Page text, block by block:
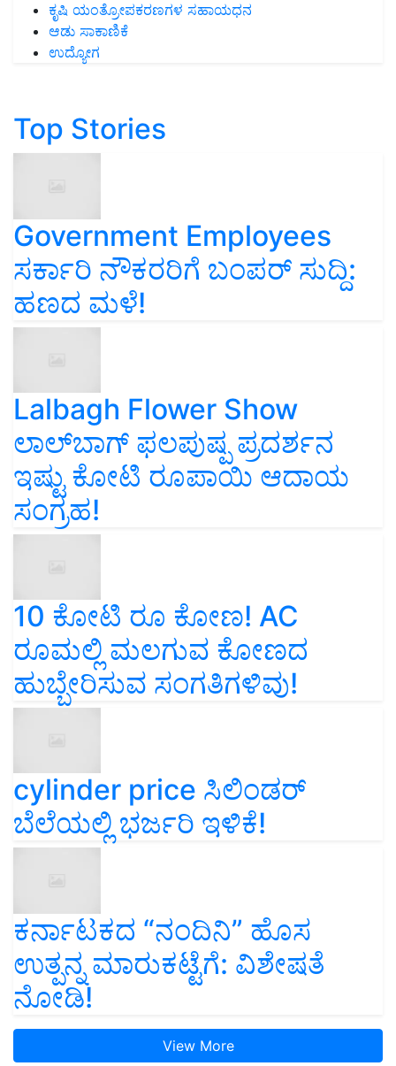
ಕೃಷಿ ಯಂತ್ರೋಪಕರಣಗಳ ಸಹಾಯಧನ
ಆಡು ಸಾಕಾಣಿಕೆ
ಉದ್ಯೋಗ
Top Stories
Government Employees
ಸರ್ಕಾರಿ ನೌಕರರಿಗೆ ಬಂಪರ್‌ ಸುದ್ದಿ:
ಹಣದ ಮಳೆ!
Lalbagh Flower Show
ಲಾಲ್‌ಬಾಗ್ ಫಲಪುಷ್ಪ ಪ್ರದರ್ಶನ
ಇಷ್ಟು ಕೋಟಿ ರೂಪಾಯಿ ಆದಾಯ
ಸಂಗ್ರಹ!
10 ಕೋಟಿ ರೂ ಕೋಣ! AC
ರೂಮಲ್ಲಿ ಮಲಗುವ ಕೋಣದ
ಹುಬ್ಬೇರಿಸುವ ಸಂಗತಿಗಳಿವು!
cylinder price ಸಿಲಿಂಡರ್‌
ಬೆಲೆಯಲ್ಲಿ ಭರ್ಜರಿ ಇಳಿಕೆ!
ಕರ್ನಾಟಕದ “ನಂದಿನಿ” ಹೊಸ
ಉತ್ಪನ್ನ ಮಾರುಕಟ್ಟೆಗೆ: ವಿಶೇಷತೆ
ನೋಡಿ!
View More